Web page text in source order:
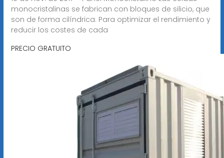
monocristalinas se fabrican con bloques de silicio, que
son de forma cilíndrica. Para optimizar el rendimiento y
reducir los costes de cada
PRECIO GRATUITO